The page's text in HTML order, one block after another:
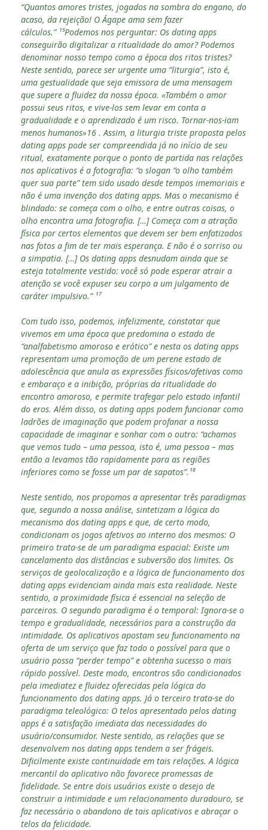
“Quantos amores tristes, jogados na sombra do engano, do
acaso, da rejeição! O Ágape ama sem fazer
cálculos.” ¹⁵Podemos nos perguntar: Os dating apps
conseguirão digitalizar a ritualidade do amor? Podemos
denominar nosso tempo como a época dos ritos tristes?
Neste sentido, parece ser urgente uma “liturgia”, isto é,
uma gestualidade que seja emissora de uma mensagem
que supere a fluidez da nossa época. «Também o amor
possui seus ritos, e vive-los sem levar em conta a
gradualidade e o aprendizado é um risco. Tornar-nos-iam
menos humanos»16 . Assim, a liturgia triste proposta pelos
dating apps pode ser compreendida já no início de seu
ritual, exatamente porque o ponto de partida nas relações
nos aplicativos é a fotografia: “o slogan “o olho também
quer sua parte” tem sido usado desde tempos imemoriais e
não é uma invenção dos dating apps. Mas o mecanismo é
blindado: se começa com o olho, e entre outras coisas, o
olho encontra uma fotografia. […] Começa com a atração
física por certos elementos que devem ser bem enfatizados
nas fotos a fim de ter mais esperança. E não é o sorriso ou
a simpatia. […] Os dating apps desnudam ainda que se
esteja totalmente vestido: você só pode esperar atrair a
atenção se você expuser seu corpo a um julgamento de
caráter impulsivo.” ¹⁷
Com tudo isso, podemos, infelizmente, constatar que
vivemos em uma época que predomina o estado de
“analfabetismo amoroso e erótico” e nesta os dating apps
representam uma promoção de um perene estado de
adolescência que anula as expressões físicos/afetivas como
e embaraço e a inibição, próprias da ritualidade do
encontro amoroso, e permite trafegar pelo estado infantil
do eros. Além disso, os dating apps podem funcionar como
ladrões de imaginação que podem profanar a nossa
capacidade de imaginar e sonhar com o outro: “achamos
que vemos tudo – uma pessoa, isto é, uma pessoa – mas
então a levamos tão rapidamente para as regiões
inferiores como se fosse um par de sapatos”.¹⁸
Neste sentido, nos propomos a apresentar três paradigmas
que, segundo a nossa análise, sintetizam a lógica do
mecanismo dos dating apps e que, de certo modo,
condicionam os jogos afetivos ao interno dos mesmos: O
primeiro trata-se de um paradigma espacial: Existe um
cancelamento das distâncias e subversão dos limites. Os
serviços de geolocalização e a lógica de funcionamento dos
dating apps evidenciam ainda mais esta realidade. Neste
sentido, a proximidade física é essencial na seleção de
parceiros. O segundo paradigma é o temporal: Ignora-se o
tempo e gradualidade, necessários para a construção da
intimidade. Os aplicativos apostam seu funcionamento na
oferta de um serviço que faz todo o possível para que o
usuário possa “perder tempo” e obtenha sucesso o mais
rápido possível. Deste modo, encontros são condicionados
pela imediatez e fluidez oferecidas pela lógica do
funcionamento dos dating apps. Já o terceiro trata-se do
paradigma teleológico: O telos apresentado pelos dating
apps é a satisfação imediata das necessidades do
usuário/consumidor. Neste sentido, as relações que se
desenvolvem nos dating apps tendem a ser frágeis.
Dificilmente existe continuidade em tais relações. A lógica
mercantil do aplicativo não favorece promessas de
fidelidade. Se entre dois usuários existe o desejo de
construir a intimidade e um relacionamento duradouro, se
faz necessário o abandono de tais aplicativos e abraçar o
telos da felicidade.